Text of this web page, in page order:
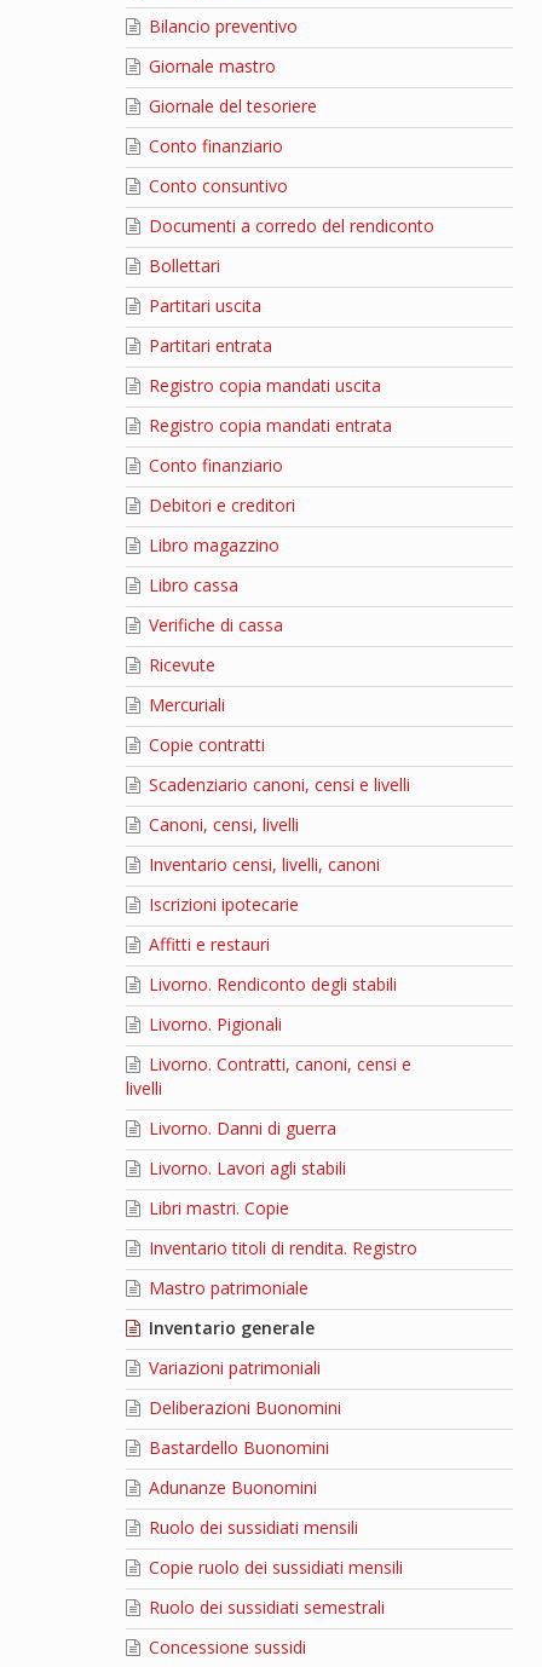
Bilancio preventivo
Giornale mastro
Giornale del tesoriere
Conto finanziario
Conto consuntivo
Documenti a corredo del rendiconto
Bollettari
Partitari uscita
Partitari entrata
Registro copia mandati uscita
Registro copia mandati entrata
Conto finanziario
Debitori e creditori
Libro magazzino
Libro cassa
Verifiche di cassa
Ricevute
Mercuriali
Copie contratti
Scadenziario canoni, censi e livelli
Canoni, censi, livelli
Inventario censi, livelli, canoni
Iscrizioni ipotecarie
Affitti e restauri
Livorno. Rendiconto degli stabili
Livorno. Pigionali
Livorno. Contratti, canoni, censi e
livelli
Livorno. Danni di guerra
Livorno. Lavori agli stabili
Libri mastri. Copie
Inventario titoli di rendita. Registro
Mastro patrimoniale
Inventario generale
Variazioni patrimoniali
Deliberazioni Buonomini
Bastardello Buonomini
Adunanze Buonomini
Ruolo dei sussidiati mensili
Copie ruolo dei sussidiati mensili
Ruolo dei sussidiati semestrali
Concessione sussidi